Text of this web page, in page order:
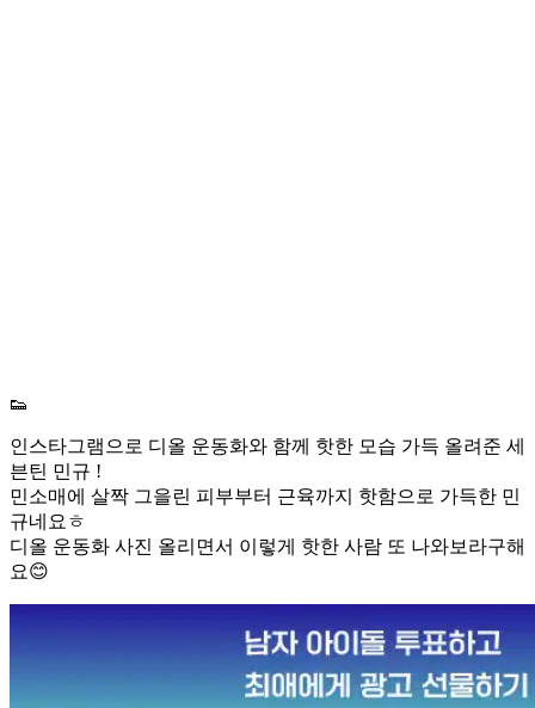
👟
인스타그램으로 디올 운동화와 함께 핫한 모습 가득 올려준 세
븐틴 민규 !
민소매에 살짝 그을린 피부부터 근육까지 핫함으로 가득한 민
규네요ㅎ
디올 운동화 사진 올리면서 이렇게 핫한 사람 또 나와보라구해
요😊